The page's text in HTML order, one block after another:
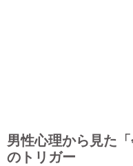
男性心理から見た
のトリガー